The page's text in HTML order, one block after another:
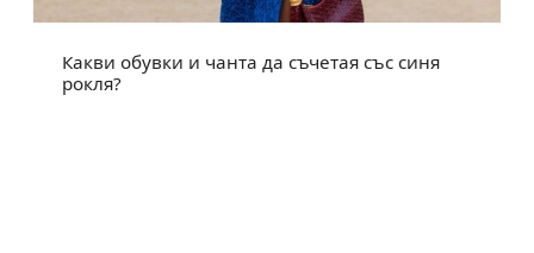
Какви обувки и чанта да съчетая със синя
рокля?